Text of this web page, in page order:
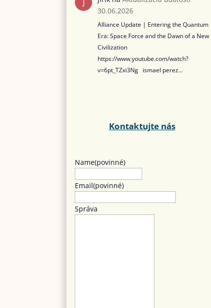
30.06.2026
Alliance Update | Entering the Quantum
Era: Space Force and the Dawn of a New
Civilization
https://www.youtube.com/watch?
v=6pt_TZxi3Ng ismael perez…
Kontaktujte nás
Name(povinné)
Email(povinné)
Správa